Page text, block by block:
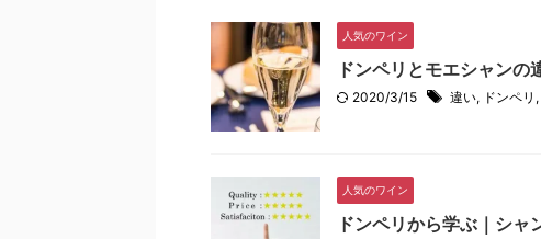
人気のワイン
ドンペリとモエシャンの
2020/3/15 違い, ドンペリ ,
人気のワイン
ドンペリから学ぶ｜シャ